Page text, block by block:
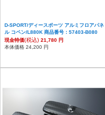
D-SPORT/ディースポーツ アルミフロアパネ
ル コペン/L880K 商品番号：57403-B080
現金特価(税込) 21,780 円
本体価格 24,200 円